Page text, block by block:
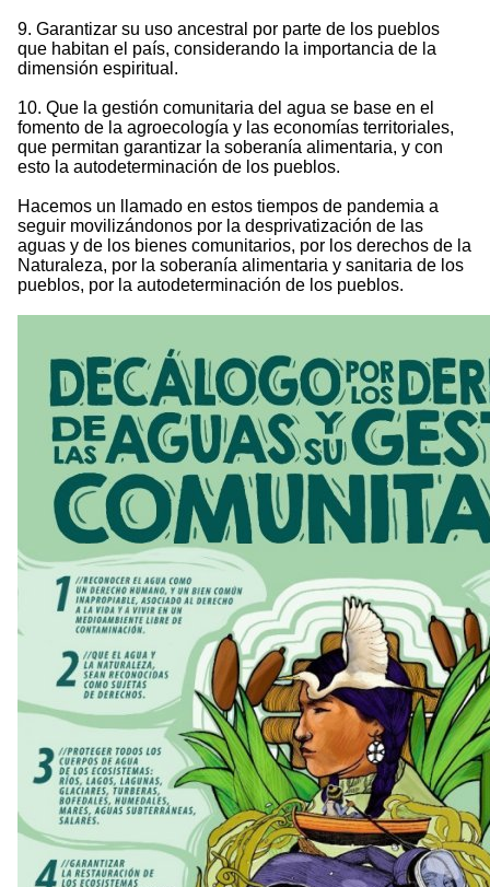
9. Garantizar su uso ancestral por parte de los pueblos
que habitan el país, considerando la importancia de la
dimensión espiritual.
10. Que la gestión comunitaria del agua se base en el
fomento de la agroecología y las economías territoriales,
que permitan garantizar la soberanía alimentaria, y con
esto la autodeterminación de los pueblos.
Hacemos un llamado en estos tiempos de pandemia a
seguir movilizándonos por la desprivatización de las
aguas y de los bienes comunitarios, por los derechos de la
Naturaleza, por la soberanía alimentaria y sanitaria de los
pueblos, por la autodeterminación de los pueblos.